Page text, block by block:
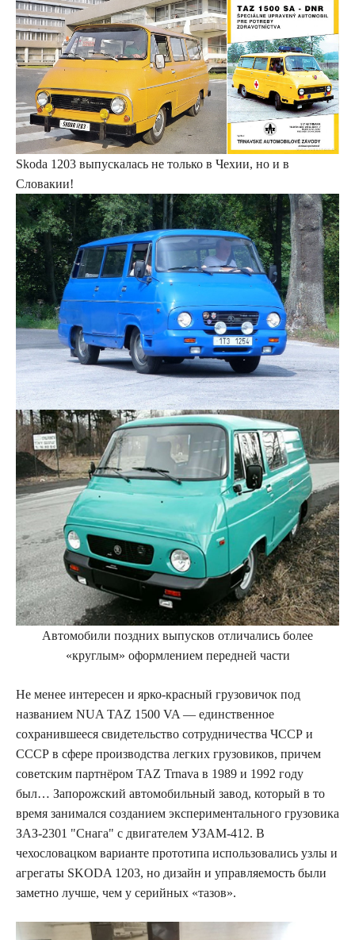
Skoda 1203 выпускалась не только в Чехии, но и в
Словакии!
Автомобили поздних выпусков отличались более
«круглым» оформлением передней части
Не менее интересен и ярко-красный грузовичок под
названием NUA TAZ 1500 VA — единственное
сохранившееся свидетельство сотрудничества ЧССР и
СССР в сфере производства легких грузовиков, причем
советским партнёром TAZ Trnava в 1989 и 1992 году
был… Запорожский автомобильный завод, который в то
время занимался созданием экспериментального грузовика
ЗАЗ-2301 "Снага" с двигателем УЗАМ-412. В
чехословацком варианте прототипа использовались узлы и
агрегаты SKODA 1203, но дизайн и управляемость были
заметно лучше, чем у серийных «тазов».